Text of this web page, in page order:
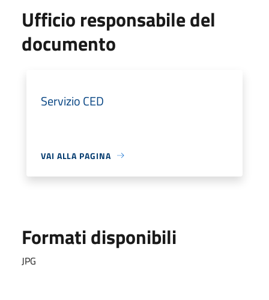
Ufficio responsabile del
documento
Servizio CED
VAI ALLA PAGINA
Formati disponibili
JPG